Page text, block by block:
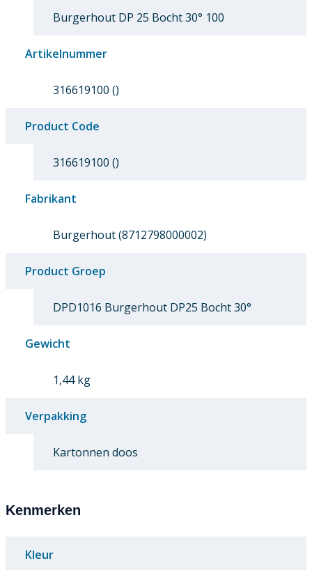
Burgerhout DP 25 Bocht 30° 100
Artikelnummer
316619100 ()
Product Code
316619100 ()
Fabrikant
Burgerhout (8712798000002)
Product Groep
DPD1016 Burgerhout DP25 Bocht 30°
Gewicht
1,44 kg
Verpakking
Kartonnen doos
Kenmerken
Kleur